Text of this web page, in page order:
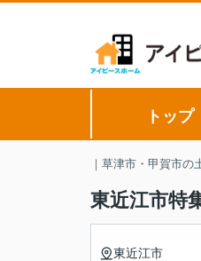
トップ
｜草津市・甲賀市
東近江市特
東近江市